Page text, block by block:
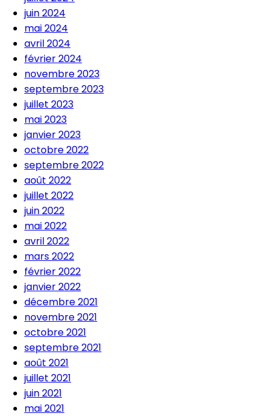
juin 2024
mai 2024
avril 2024
février 2024
novembre 2023
septembre 2023
juillet 2023
mai 2023
janvier 2023
octobre 2022
septembre 2022
août 2022
juillet 2022
juin 2022
mai 2022
avril 2022
mars 2022
février 2022
janvier 2022
décembre 2021
novembre 2021
octobre 2021
septembre 2021
août 2021
juillet 2021
juin 2021
mai 2021